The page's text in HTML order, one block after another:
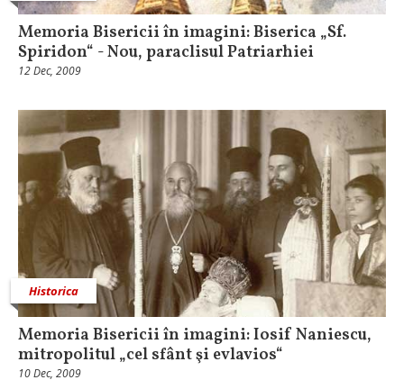
Memoria Bisericii în imagini: Biserica „Sf.
Spiridon“ - Nou, paraclisul Patriarhiei
12 Dec, 2009
Historica
Memoria Bisericii în imagini: Iosif Naniescu,
mitropolitul „cel sfânt şi evlavios“
10 Dec, 2009